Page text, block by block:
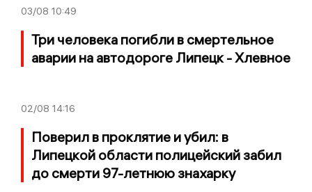
03/08 10:49
Три человека погибли в смертельное
аварии на автодороге Липецк - Хлевное
02/08 14:16
Поверил в проклятие и убил: в
Липецкой области полицейский забил
до смерти 97-летнюю знахарку